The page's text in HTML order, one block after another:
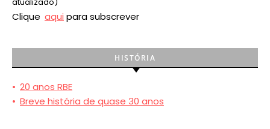
atualizado)
Clique aqui para subscrever
HISTÓRIA
• 20 anos RBE
• Breve história de quase 30 anos